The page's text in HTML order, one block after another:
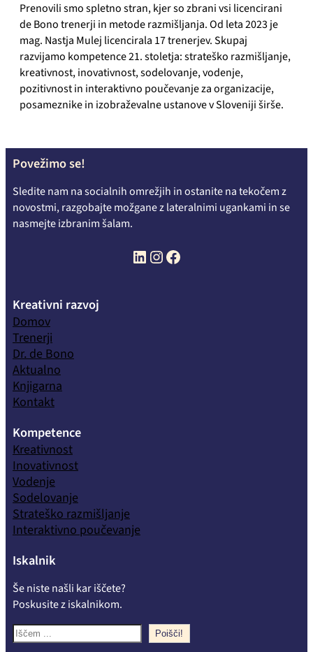
Prenovili smo spletno stran, kjer so zbrani vsi licencirani
de Bono trenerji in metode razmišljanja. Od leta 2023 je
mag. Nastja Mulej licencirala 17 trenerjev. Skupaj
razvijamo kompetence 21. stoletja: strateško razmišljanje,
kreativnost, inovativnost, sodelovanje, vodenje,
pozitivnost in interaktivno poučevanje za organizacije,
posameznike in izobraževalne ustanove v Sloveniji širše.
Povežimo se!
Sledite nam na socialnih omrežjih in ostanite na tekočem z
novostmi, razgobajte možgane z lateralnimi ugankami in se
nasmejte izbranim šalam.
LinkedIn Instagram Facebook
Kreativni razvoj
Domov
Trenerji
Dr. de Bono
Aktualno
Knjigarna
Kontakt
Kompetence
Kreativnost
Inovativnost
Vodenje
Sodelovanje
Strateško razmišljanje
Interaktivno poučevanje
Iskalnik
Še niste našli kar iščete?
Poskusite z iskalnikom.
S
e
Poišči!